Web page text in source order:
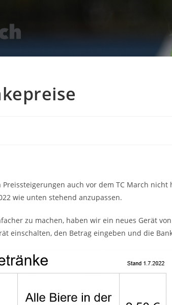
auch vor dem TC March
wie unten stehend anzupassen.
zu machen, haben wir ein neues Gerät
einschalten, den Betrag eingeben und die